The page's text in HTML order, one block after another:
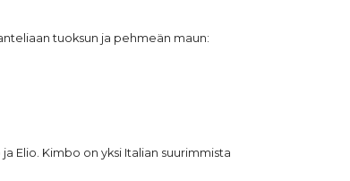
tuoksun ja pehmeän maun:
Elio. Kimbo on yksi Italian suurimmista